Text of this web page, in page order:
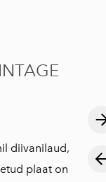
diivanilaud,
plaat on